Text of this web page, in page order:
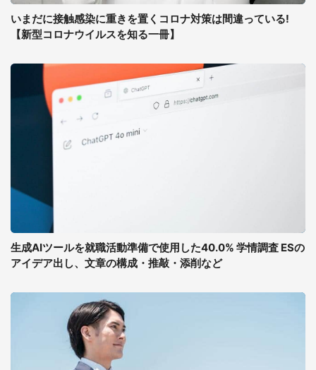
いまだに接触感染に重きを置くコロナ対策は間違っている!
【新型コロナウイルスを知る一冊】
生成AIツールを就職活動準備で使用した40.0% 学情調査 ESの
アイデア出し、文章の構成・推敲・添削など